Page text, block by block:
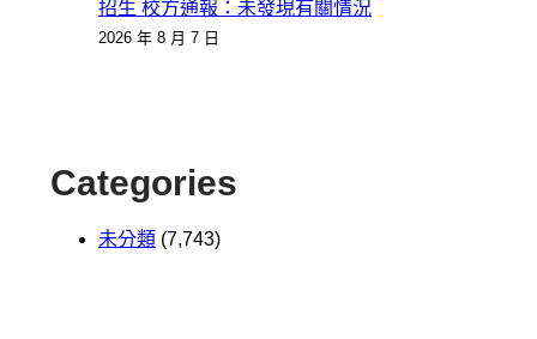
招生 校方通報：未發現有關情況
2026 年 8 月 7 日
Categories
未分類 (7,743)